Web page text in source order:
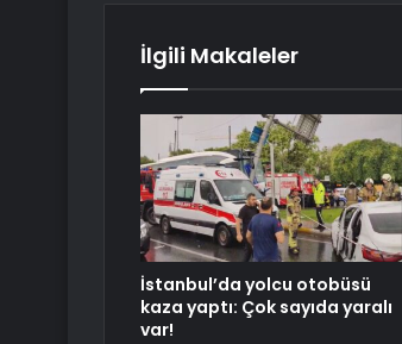
İlgili Makaleler
İstanbul’da yolcu otobüsü
kaza yaptı: Çok sayıda yaralı
var!